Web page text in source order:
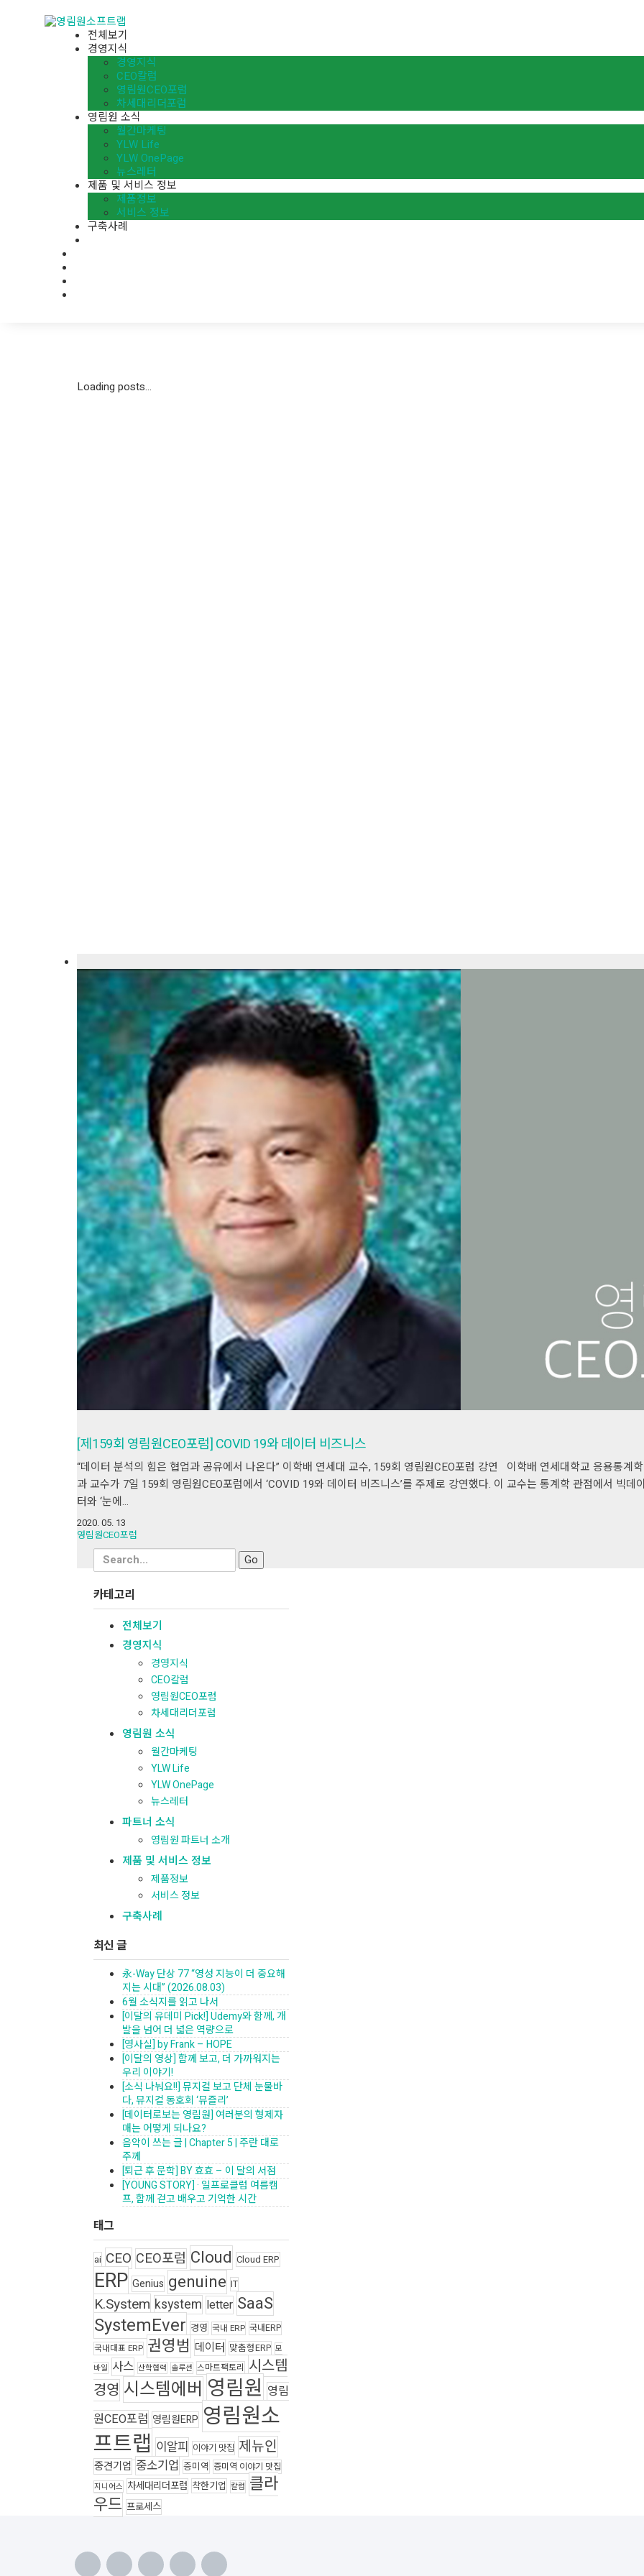
전체보기
경영지식
경영지식
CEO칼럼
영림원CEO포럼
차세대리더포럼
영림원 소식
월간마케팅
YLW Life
YLW OnePage
뉴스레터
제품 및 서비스 정보
제품정보
서비스 정보
구축사례
Loading posts...
[제159회 영림원CEO포럼] COVID 19와 데이터 비즈니스
“데이터 분석의 힘은 협업과 공유에서 나온다” 이학배 연세대 교수, 159회 영림원CEO포럼 강연 이학배 연세대학교 응용통계학
과 교수가 7일 159회 영림원CEO포럼에서 ‘COVID 19와 데이터 비즈니스’를 주제로 강연했다. 이 교수는 통계학 관점에서 빅데
터와 ‘눈에…
2020. 05. 13
영림원CEO포럼
Search
for:
카테고리
전체보기
경영지식
경영지식
CEO칼럼
영림원CEO포럼
차세대리더포럼
영림원 소식
월간마케팅
YLW Life
YLW OnePage
뉴스레터
파트너 소식
영림원 파트너 소개
제품 및 서비스 정보
제품정보
서비스 정보
구축사례
최신 글
永-Way 단상 77 “영성 지능이 더 중요해
지는 시대” (2026.08.03)
6월 소식지를 읽고 나서
[이달의 유데미 Pick!] Udemy와 함께, 개
발을 넘어 더 넓은 역량으로
[영사실] by Frank – HOPE
[이달의 영상] 함께 보고, 더 가까워지는
우리 이야기!
[소식 나눠요!!] 뮤지컬 보고 단체 눈물바
다, 뮤지컬 동호회 ‘뮤즐리’
[데이터로보는 영림원] 여러분의 형제자
매는 어떻게 되나요?
음악이 쓰는 글 | Chapter 5 | 주란 대로
주께
[퇴근 후 문학] BY 효효 – 이 달의 서점
[YOUNG STORY] · 일프로클럽 여름캠
프, 함께 걷고 배우고 기억한 시간
태그
ai CEO CEO포럼 Cloud Cloud ERP
ERP Genius genuine IT
K.System ksystem letter SaaS
SystemEver 경영 국내 ERP 국내ERP
국내대표 ERP 권영범 데이터 맞춤형ERP 모
바일 사스 산학협력 솔루션 스마트팩토리 시스템
경영 시스템에버 영림원 영림
원CEO포럼 영림원ERP 영림원소
프트랩 이알피 이야기 맛집 제뉴인
중견기업 중소기업 증미역 증미역 이야기 맛집
지니어스 차세대리더포럼 착한기업 칼럼 클라
우드 프로세스